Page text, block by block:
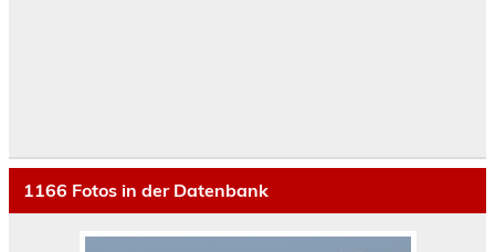
1166 Fotos in der Datenbank